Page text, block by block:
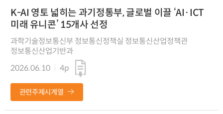
K-AI 영토 넓히는 과기정통부, 글로벌 이끌 ‘AI·ICT
미래 유니콘’ 15개사 선정
과학기술정보통신부 정보통신정책실 정보통신산업정책관
정보통신산업기반과
2026.06.10
4p
관련주제시계열